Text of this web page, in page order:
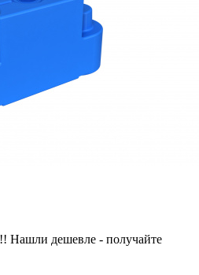
Нашли дешевле - получайте